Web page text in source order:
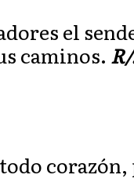
el
caminos.